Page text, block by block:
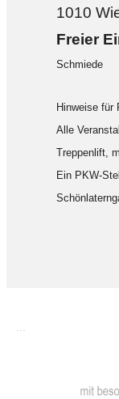
1010
Freier
Schmiede
Hinweise für
Alle
Treppenlift,
Ein PKW-